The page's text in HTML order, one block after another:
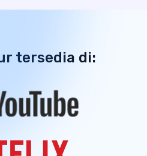
tersedia di: